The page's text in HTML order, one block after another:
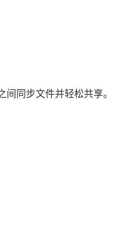
同步文件并轻松共享。